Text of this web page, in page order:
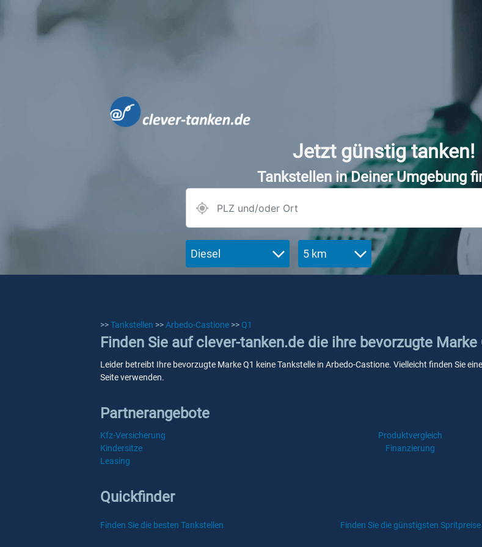
Jetzt günstig tanken!
Tankstellen in Deiner Umgebung
Diesel 5 km
>>Tankstellen >>Arbedo-Castione >> Q1
Finden Sie auf clever-tanken.de die ihre bevorzugte
Leider betreibt Ihre bevorzugte Marke Q1 keine Tankstelle in Arbedo-Castione. Vielleicht finden Sie
Seite verwenden.
Partnerangebote
Kfz-Versicherung Produktvergleich
Kindersitze
Finanzierung
Leasing
Quickfinder
Finden Sie die besten Tankstellen Finden Sie die günstigsten Spritpreise